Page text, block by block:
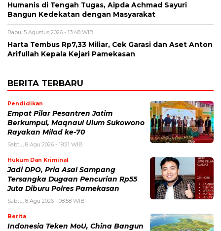
Humanis di Tengah Tugas, Aipda Achmad Sayuri
Bangun Kedekatan dengan Masyarakat
Rabu, 5 Agustus 2026 - 13:48 WIB
Harta Tembus Rp7,33 Miliar, Cek Garasi dan Aset Anton
Arifullah Kepala Kejari Pamekasan
BERITA TERBARU
Pendidikan
Empat Pilar Pesantren Jatim
Berkumpul, Maqnaul Ulum Sukowono
Rayakan Milad ke-70
Sabtu, 8 Agu 2026 - 18:21 WIB
Hukum Dan Kriminal
Jadi DPO, Pria Asal Sampang
Tersangka Dugaan Pencurian Rp55
Juta Diburu Polres Pamekasan
Sabtu, 8 Agu 2026 - 08:58 WIB
Berita
Indonesia Teken MoU, China Bangun